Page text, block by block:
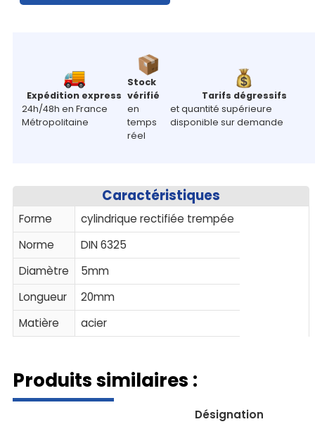
Expédition express
24h/48h en France
Métropolitaine
Stock
vérifié
en
temps
réel
Tarifs dégressifs
et quantité supérieure
disponible sur demande
Caractéristiques
Forme
cylindrique rectifiée trempée
Norme
DIN 6325
Diamètre
5mm
Longueur
20mm
Matière
acier
Produits similaires :
Désignation